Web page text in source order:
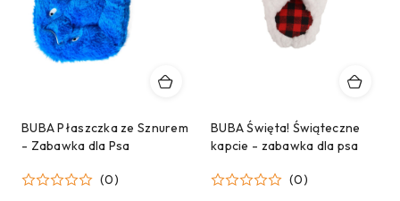
BUBA Płaszczka ze Sznurem
- Zabawka dla Psa
(0)
BUBA Święta! Świąteczne
kapcie - zabawka dla psa
(0)